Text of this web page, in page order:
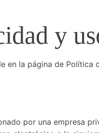
y
en la página de Política
por una empresa